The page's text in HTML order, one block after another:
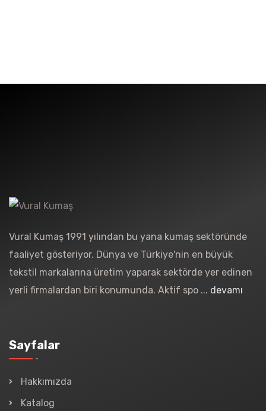
Vural Kumaş 1991 yılından bu yana kumaş sektöründe
faaliyet gösteriyor. Dünya ve Türkiye'nin en büyük
tekstil markalarına üretim yaparak sektörde yer edinen
yerli firmalardan biri konumunda. Aktif spo ... devamı
Sayfalar
Hakkımızda
Katalog